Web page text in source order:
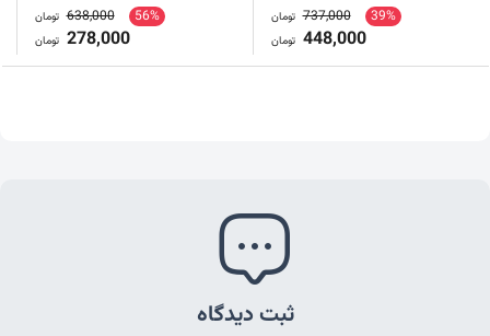
39%
737,000 تومان
448,000 تومان
56%
638,000 تومان
278,000 تومان
ثبت دیدگاه